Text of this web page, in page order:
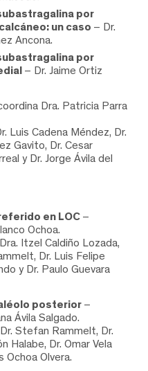
por
un caso – Dr.
Ancona.
por
– Dr. Jaime Ortiz
Dra. Patricia Parra
Luis Cadena Méndez, Dr.
Gavito, Dr. Cesar
y Dr. Jorge Ávila del
en LOC –
Ochoa.
Itzel Caldiño Lozada,
Dr. Luis Felipe
y Dr. Paulo Guevara
posterior –
Ávila Salgado.
Stefan Rammelt, Dr.
Halabe, Dr. Omar Vela
Ochoa Olvera.